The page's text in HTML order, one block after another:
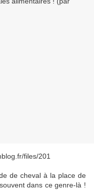
de cheval à la place de
dans ce genre-là !